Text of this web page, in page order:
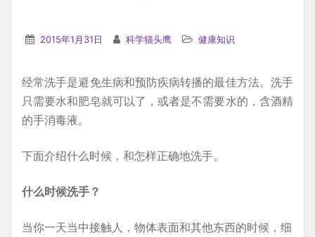
2015年1月31日 科学猫头鹰 健康知识
经常洗手是避免生病和预防疾病转播的最佳方法。洗手
只需要水和肥皂就可以了，或者是不需要水的，含酒精
的手消毒液。
下面介绍什么时候，和怎样正确地洗手。
什么时候洗手？
当你一天当中接触人，物体表面和其他东西的时候，细